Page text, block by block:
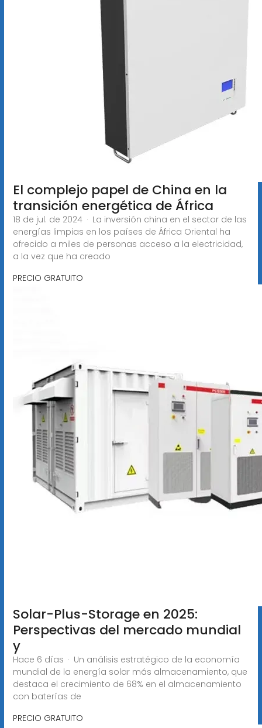
El complejo papel de China en la
transición energética de África
18 de jul. de 2024 · La inversión china en el sector de las
energías limpias en los países de África Oriental ha
ofrecido a miles de personas acceso a la electricidad,
a la vez que ha creado
PRECIO GRATUITO
Solar-Plus-Storage en 2025:
Perspectivas del mercado mundial
y
Hace 6 días · Un análisis estratégico de la economía
mundial de la energía solar más almacenamiento, que
destaca el crecimiento de 68% en el almacenamiento
con baterías de
PRECIO GRATUITO